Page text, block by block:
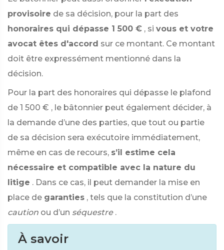
provisoire de sa décision, pour la part des
honoraires qui dépasse 1 500 € , si vous et votre
avocat êtes d'accord sur ce montant. Ce montant
doit être expressément mentionné dans la
décision.
Pour la part des honoraires qui dépasse le plafond
de 1 500 € , le bâtonnier peut également décider, à
la demande d’une des parties, que tout ou partie
de sa décision sera exécutoire immédiatement,
même en cas de recours, s’il estime cela
nécessaire et compatible avec la nature du
litige . Dans ce cas, il peut demander la mise en
place de garanties , tels que la constitution d’une
caution ou d’un séquestre .
À savoir